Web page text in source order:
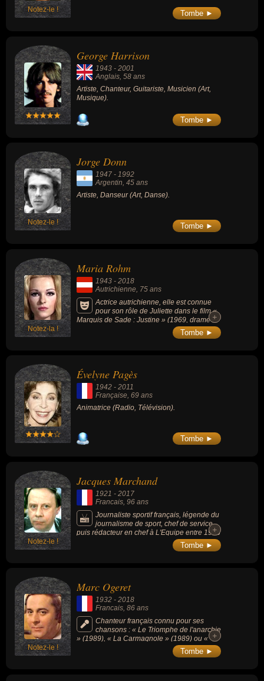
Notez-le ! Tombe ►
George Harrison
1943 - 2001
Anglais , 58 ans
Artiste, Chanteur, Guitariste, Musicien (Art,
Musique).
Tombe ►
Notez-le !
Jorge Donn
1947 - 1992
Argentin, 45 ans
Artiste, Danseur (Art, Danse).
Tombe ►
Notez-la !
Maria Rohm
1943 - 2018
Autrichienne , 75 ans
Actrice autrichienne, elle est connue
pour son rôle de Juliette dans le film «
Marquis de Sade : Justine » (1969, drame /+
+
Tombe ►
Évelyne Pagès
1942 - 2011
Française, 69 ans
Animatrice (Radio, Télévision).
Tombe ►
Notez-le !
Jacques Marchand
1921 - 2017
Francais, 96 ans
Journaliste sportif français, légende du
journalisme de sport, chef de service
puis rédacteur en chef à L'Equipe entre 1955
et 1977, il a largement contribué à hisser au
plus haut le journalisme de sport dans
également un historien du journalisme
sportif, un écrivain du cyclisme, auteur de
plusieurs ouvrages.
+
+
Tombe ►
Notez-le !
Marc Ogeret
1932 - 2018
Francais, 86 ans
Chanteur français connu pour ses
chansons : « Le Triomphe de l'anarchie
» (1989), « La Carmagnole » (1989) ou «
Maintenant que la jeunesse » (1986).
+
+
Tombe ►